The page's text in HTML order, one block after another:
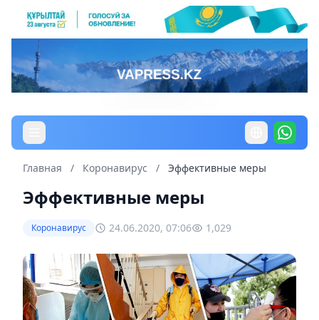
Главная / Коронавирус / Эффективные меры
Эффективные меры
Коронавирус 24.06.2020, 07:06 1,029